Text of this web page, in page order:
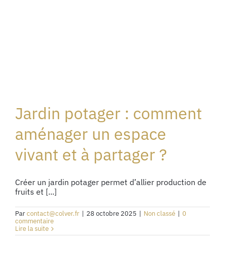
Jardin potager : comment
aménager un espace
vivant et à partager ?
Créer un jardin potager permet d’allier production de
fruits et [...]
Parcontact@colver.fr | 28 octobre 2025 | Non classé | 0
commentaire
Lire la suite